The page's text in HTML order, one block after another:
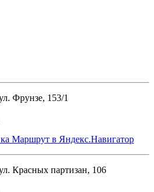
Фрунзе, 153/1
Маршрут в Яндекс.Навигатор
Красных партизан, 106